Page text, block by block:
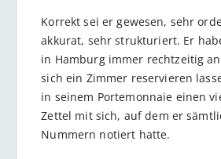
Korrekt sei er gewesen, sehr
akkurat, sehr strukturiert. Er
in Hamburg immer rechtzeitig
sich ein Zimmer reservieren
in seinem Portemonnaie einen
Zettel mit sich, auf dem er
Nummern notiert hatte.